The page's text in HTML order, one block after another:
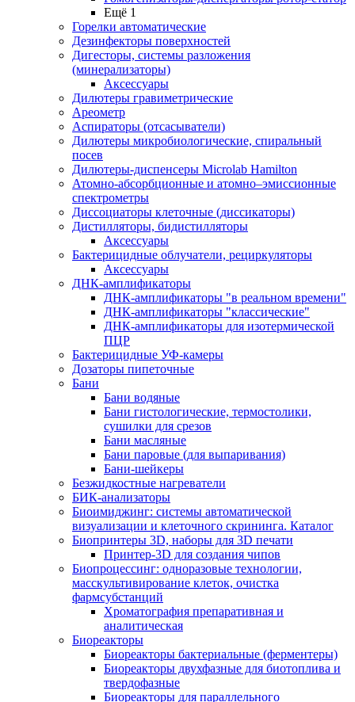
Ещё 1
Горелки автоматические
Дезинфекторы поверхностей
Дигесторы, системы разложения
(минерализаторы)
Аксессуары
Дилютеры гравиметрические
Ареометр
Аспираторы (отсасыватели)
Дилютеры микробиологические, спиральный
посев
Дилютеры-диспенсеры Microlab Hamilton
Атомно-абсорбционные и атомно–эмиссионные
спектрометры
Диссоциаторы клеточные (диссикаторы)
Дистилляторы, бидистилляторы
Аксессуары
Бактерицидные облучатели, рециркуляторы
Аксессуары
ДНК-амплификаторы
ДНК-амплификаторы "в реальном времени"
ДНК-амплификаторы "классические"
ДНК-амплификаторы для изотермической
ПЦР
Бактерицидные УФ-камеры
Дозаторы пипеточные
Бани
Бани водяные
Бани гистологические, термостолики,
сушилки для срезов
Бани масляные
Бани паровые (для выпаривания)
Бани-шейкеры
Безжидкостные нагреватели
БИК-анализаторы
Биоимиджинг: системы автоматической
визуализации и клеточного скрининга. Каталог
Биопринтеры 3D, наборы для 3D печати
Принтер-3D для создания чипов
Биопроцессинг: одноразовые технологии,
масскультивирование клеток, очистка
фармсубстанций
Хроматография препаративная и
аналитическая
Биореакторы
Биореакторы бактериальные (ферментеры)
Биореакторы двухфазные для биотоплива и
твердофазные
Биореакторы для параллельного